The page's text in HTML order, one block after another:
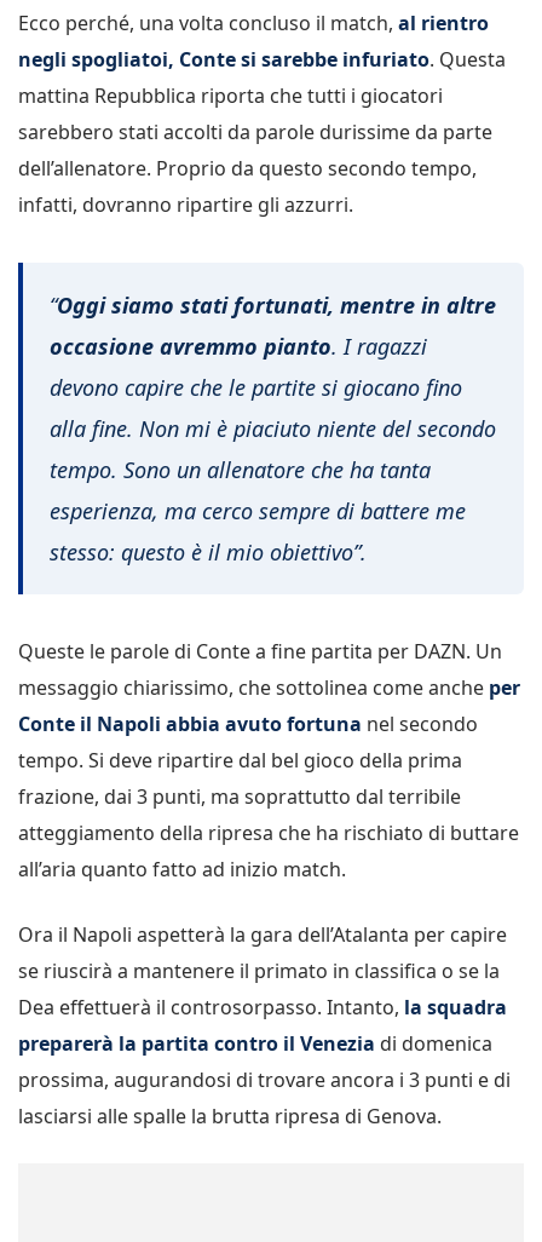
Ecco perché, una volta concluso il match, al rientro
negli spogliatoi, Conte si sarebbe infuriato. Questa
mattina Repubblica riporta che tutti i giocatori
sarebbero stati accolti da parole durissime da parte
dell’allenatore. Proprio da questo secondo tempo,
infatti, dovranno ripartire gli azzurri.
“Oggi siamo stati fortunati, mentre in altre
occasione avremmo pianto. I ragazzi
devono capire che le partite si giocano fino
alla fine. Non mi è piaciuto niente del secondo
tempo. Sono un allenatore che ha tanta
esperienza, ma cerco sempre di battere me
stesso: questo è il mio obiettivo”.
Queste le parole di Conte a fine partita per DAZN. Un
messaggio chiarissimo, che sottolinea come anche per
Conte il Napoli abbia avuto fortuna nel secondo
tempo. Si deve ripartire dal bel gioco della prima
frazione, dai 3 punti, ma soprattutto dal terribile
atteggiamento della ripresa che ha rischiato di buttare
all’aria quanto fatto ad inizio match.
Ora il Napoli aspetterà la gara dell’Atalanta per capire
se riuscirà a mantenere il primato in classifica o se la
Dea effettuerà il controsorpasso. Intanto, la squadra
preparerà la partita contro il Venezia di domenica
prossima, augurandosi di trovare ancora i 3 punti e di
lasciarsi alle spalle la brutta ripresa di Genova.